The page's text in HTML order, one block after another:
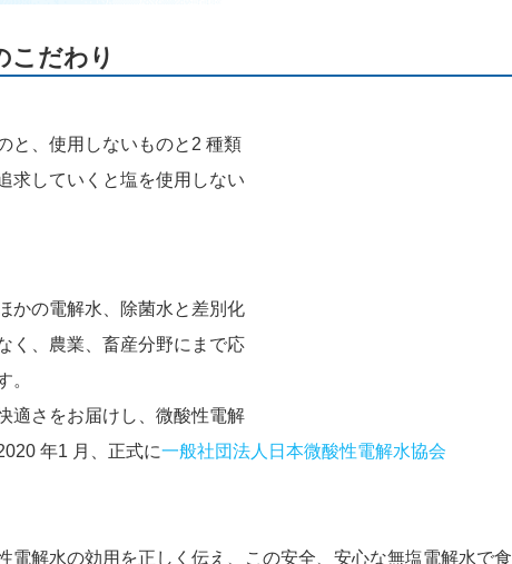
こだわり
と、使用しないものと2 種類
求していくと塩を使用しない
かの電解水、除菌水と差別化
く、農業、畜産分野にまで応
。
適さをお届けし、微酸性電解
年1 月、正式に一般社団法人日本微酸性電解水協会
電解水の効用を正しく伝え、この安全、安心な無塩電解水で食